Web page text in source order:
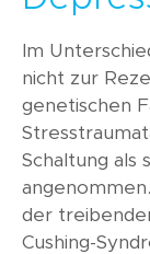
Im
nicht zur
genetischen
Schaltung als
der
Cushing-